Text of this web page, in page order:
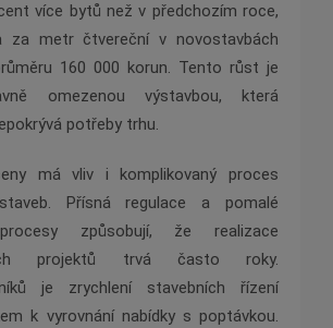
více bytů než v předchozím roce,
za metr čtvereční v novostavbách
160 000 korun. Tento růst je
omezenou výstavbou, která
potřeby trhu.
má vliv i komplikovaný proces
Přísná regulace a pomalé
způsobují, že realizace
projektů trvá často roky.
je zrychlení stavebních řízení
k vyrovnání nabídky s poptávkou.